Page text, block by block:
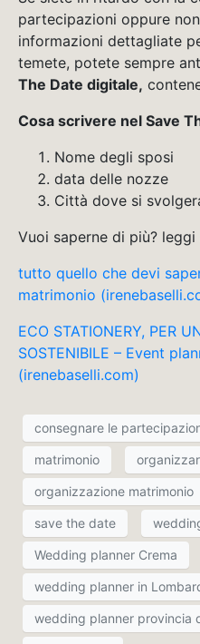
partecipazioni oppure
informazioni dettagliate
temete, potete sempre
The Date digitale,
Cosa scrivere nel Save
Nome degli sposi
data delle nozze
Città dove si
Vuoi saperne di più? leggi
tutto quello che devi
matrimonio
ECO STATIONERY, PER
SOSTENIBILE – Event
(irenebaselli.com)
consegnare le
matrimonio
organizzazione matrimonio
save the date
Wedding planner Crema
wedding planner in
wedding planner provincia